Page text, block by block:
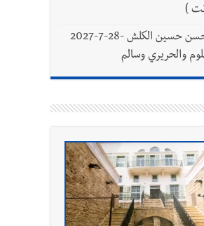
)
وفاة الحاج حسن حسين الكلش -28-7-2027
والحريري وسالم